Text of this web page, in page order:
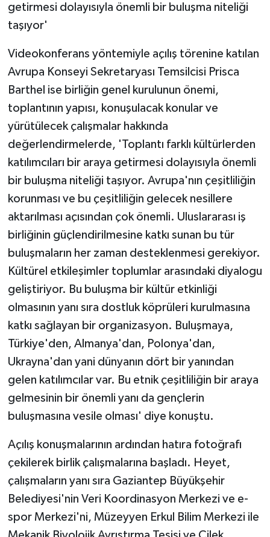
getirmesi dolayısıyla önemli bir buluşma niteliği
taşıyor'
Videokonferans yöntemiyle açılış törenine katılan
Avrupa Konseyi Sekretaryası Temsilcisi Prisca
Barthel ise birliğin genel kurulunun önemi,
toplantının yapısı, konuşulacak konular ve
yürütülecek çalışmalar hakkında
değerlendirmelerde, 'Toplantı farklı kültürlerden
katılımcıları bir araya getirmesi dolayısıyla önemli
bir buluşma niteliği taşıyor. Avrupa'nın çeşitliliğin
korunması ve bu çeşitliliğin gelecek nesillere
aktarılması açısından çok önemli. Uluslararası iş
birliğinin güçlendirilmesine katkı sunan bu tür
buluşmaların her zaman desteklenmesi gerekiyor.
Kültürel etkileşimler toplumlar arasındaki diyalogu
geliştiriyor. Bu buluşma bir kültür etkinliği
olmasının yanı sıra dostluk köprüleri kurulmasına
katkı sağlayan bir organizasyon. Buluşmaya,
Türkiye'den, Almanya'dan, Polonya'dan,
Ukrayna'dan yani dünyanın dört bir yanından
gelen katılımcılar var. Bu etnik çeşitliliğin bir araya
gelmesinin bir önemli yanı da gençlerin
buluşmasına vesile olması' diye konuştu.
Açılış konuşmalarının ardından hatıra fotoğrafı
çekilerek birlik çalışmalarına başladı. Heyet,
çalışmaların yanı sıra Gaziantep Büyükşehir
Belediyesi'nin Veri Koordinasyon Merkezi ve e-
spor Merkezi'ni, Müzeyyen Erkul Bilim Merkezi ile